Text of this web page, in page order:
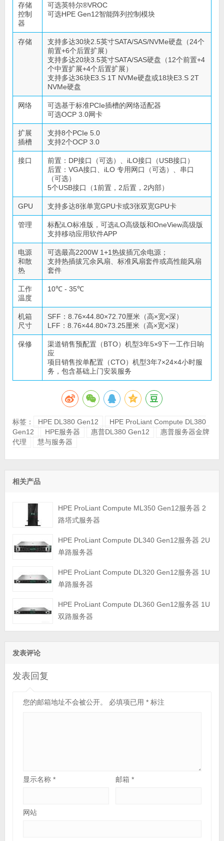
存储
控制
器
可选英特尔®VROC
可选HPE Gen12智能阵列控制模块
存储
支持多达30块2.5英寸SATA/SAS/NVMe硬盘（24个
前置+6个后置扩展）
支持多达20块3.5英寸SATA/SAS硬盘（12个前置+4
个中置扩展+4个后置扩展）
支持多达36块E3.S 1T NVMe硬盘或18块E3.S 2T
NVMe硬盘
网络
可选基于标准PCIe插槽的网络适配器
可选OCP 3.0网卡
扩展
插槽
支持8个PCIe 5.0
支持2个OCP 3.0
接口
前置：DP接口（可选）、iLO接口（USB接口）
后置：VGA接口、iLO 专用网口（可选）、串口
（可选）
5个USB接口（1前置，2后置，2内部）
GPU 支持多达8张单宽GPU卡或3张双宽GPU卡
管理
标配iLO标准版，可选iLO高级版和OneView高级版
支持移动应用软件APP
电源
和散
热
可选最高2200W 1+1热拔插冗余电源；
支持热插拔冗余风扇、标准风扇套件或高性能风扇
套件
工作
温度
10℃ - 35℃
机箱
尺寸
SFF：8.76×44.80×72.70厘米（高×宽×深）
LFF：8.76×44.80×73.25厘米（高×宽×深）
保修
渠道销售预配置（BTO）机型3年5×9下一工作日响
应
项目销售按单配置（CTO）机型3年7×24×4小时服
务，包含基础上门安装服务
标签： HPE DL380 Gen12
HPE ProLiant Compute DL380
Gen12
HPE服务器 惠普DL380 Gen12
惠普服务器金牌
代理
慧与服务器
相关产品
HPE ProLiant Compute ML350 Gen12服务器 2
路塔式服务器
HPE ProLiant Compute DL340 Gen12服务器 2U
单路服务器
HPE ProLiant Compute DL320 Gen12服务器 1U
单路服务器
HPE ProLiant Compute DL360 Gen12服务器 1U
双路服务器
发表评论
发表回复
您的邮箱地址不会被公开。 必填项已用 *标注
显示名称 * 邮箱*
网站